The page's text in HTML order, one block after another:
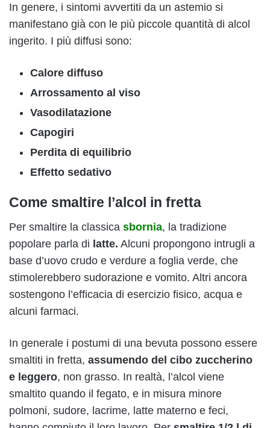
In genere, i sintomi avvertiti da un astemio si
manifestano già con le più piccole quantità di alcol
ingerito. I più diffusi sono:
Calore diffuso
Arrossamento al viso
Vasodilatazione
Capogiri
Perdita di equilibrio
Effetto sedativo
Come smaltire l’alcol in fretta
Per smaltire la classica sbornia, la tradizione
popolare parla di latte. Alcuni propongono intrugli a
base d’uovo crudo e verdure a foglia verde, che
stimolerebbero sudorazione e vomito. Altri ancora
sostengono l’efficacia di esercizio fisico, acqua e
alcuni farmaci.
In generale i postumi di una bevuta possono essere
smaltiti in fretta, assumendo del cibo zuccherino
e leggero, non grasso. In realtà, l’alcol viene
smaltito quando il fegato, e in misura minore
polmoni, sudore, lacrime, latte materno e feci,